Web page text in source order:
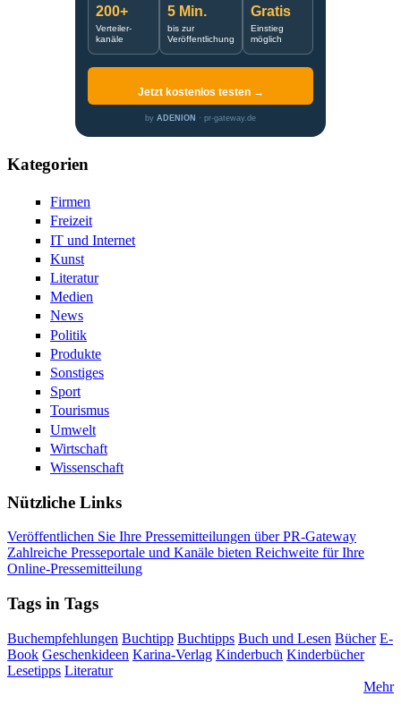
200+
Verteiler-
kanäle
5 Min.
bis zur
Veröffentlichung
Gratis
Einstieg
möglich
Jetzt kostenlos testen →
by ADENION · pr-gateway.de
Kategorien
Firmen
Freizeit
IT und Internet
Kunst
Literatur
Medien
News
Politik
Produkte
Sonstiges
Sport
Tourismus
Umwelt
Wirtschaft
Wissenschaft
Nützliche Links
Veröffentlichen Sie Ihre Pressemitteilungen über PR-Gateway
Zahlreiche Presseportale und Kanäle bieten Reichweite für Ihre
Online-Pressemitteilung
Tags in Tags
Buchempfehlungen Buchtipp Buchtipps Buch und Lesen Bücher E-
Book Geschenkideen Karina-Verlag Kinderbuch Kinderbücher
Lesetipps Literatur
Mehr